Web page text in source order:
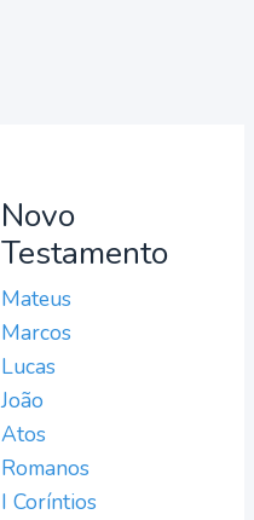
Novo
Testamento
Mateus
Marcos
Lucas
João
Atos
Romanos
I Coríntios